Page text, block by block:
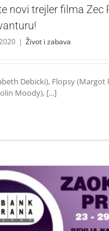
novi trejler filma Zec
| Život i zabava
Debicki), Flopsy (Margot
Moody), [...]